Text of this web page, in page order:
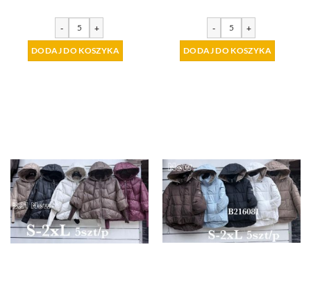
- +
DODAJ DO KOSZYKA
- +
DODAJ DO KOSZYKA